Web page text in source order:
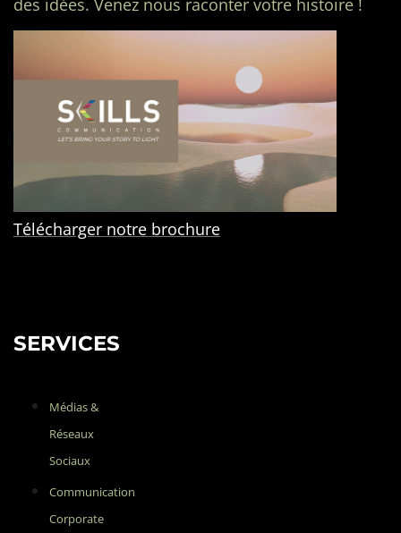
des idées. Venez nous raconter votre histoire !
Télécharger notre brochure
SERVICES
Médias &
Réseaux
Sociaux
Communication
Corporate